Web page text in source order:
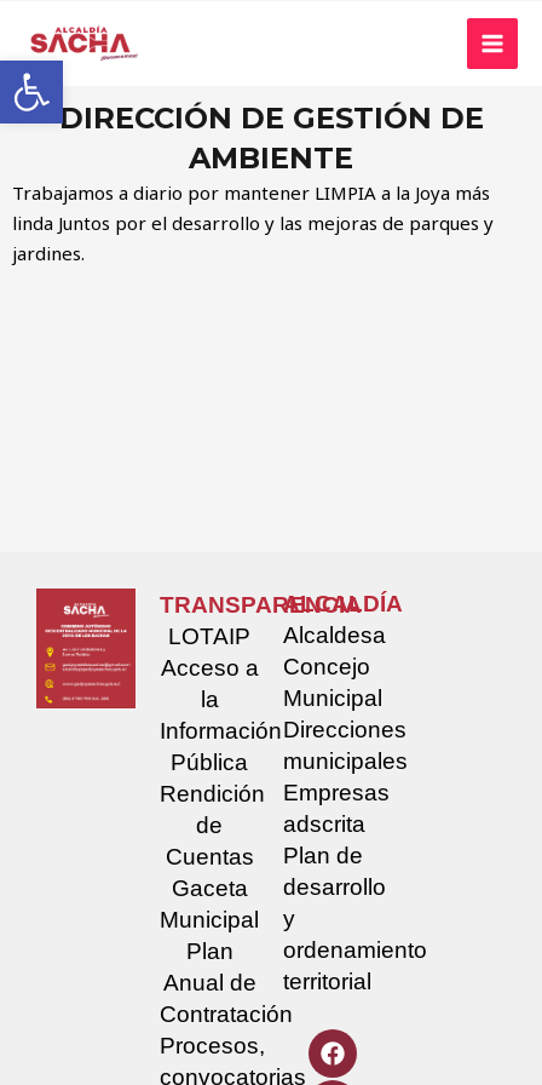
Abrir barra de herramientas
DIRECCIÓN DE GESTIÓN DE
AMBIENTE
Trabajamos a diario por mantener LIMPIA a la Joya más
linda Juntos por el desarrollo y las mejoras de parques y
jardines.
TRANSPARENCIA
LOTAIP
Acceso a
la
Información
Pública
Rendición
de
Cuentas
Gaceta
Municipal
Plan
Anual de
Contratación
Procesos,
convocatorias
ALCALDÍA
Alcaldesa
Concejo
Municipal
Direcciones
municipales
Empresas
adscrita
Plan de
desarrollo
y
ordenamiento
territorial